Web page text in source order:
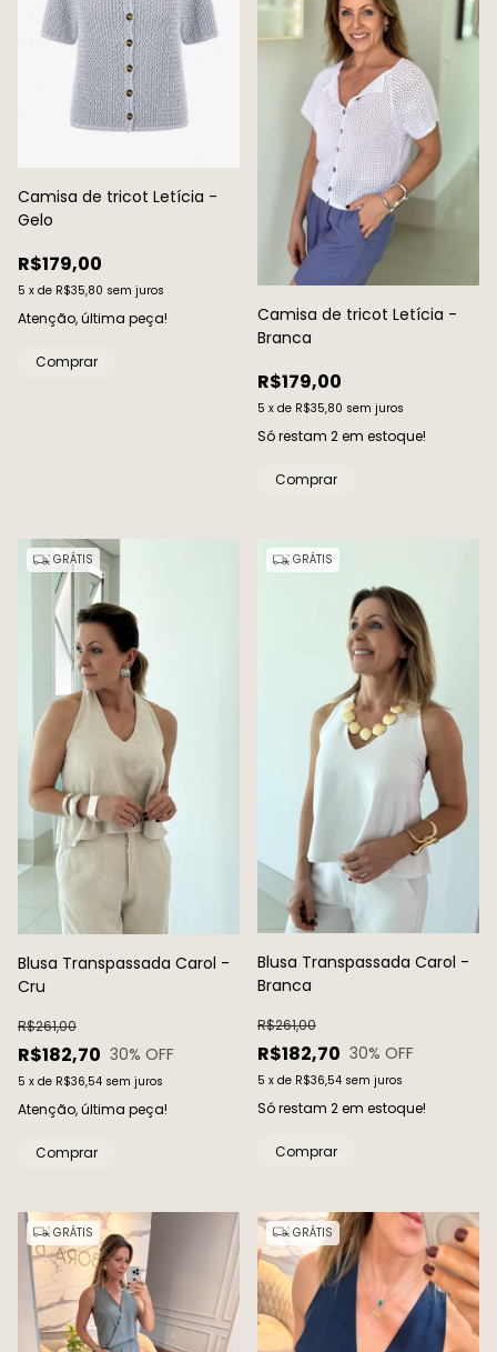
Camisa de tricot Letícia -
Gelo
R$179,00
5 x de R$35,80 sem juros
Atenção, última peça!
Comprar
Camisa de tricot Letícia -
Branca
R$179,00
5 x de R$35,80 sem juros
Só restam 2em estoque!
Comprar
GRÁTIS
Blusa Transpassada Carol -
Cru
R$182,70
R$261,00
30% OFF
5 x de R$36,54 sem juros
Atenção, última peça!
Comprar
GRÁTIS
Blusa Transpassada Carol -
Branca
R$182,70
R$261,00
30% OFF
5 x de R$36,54 sem juros
Só restam 2em estoque!
Comprar
GRÁTIS GRÁTIS